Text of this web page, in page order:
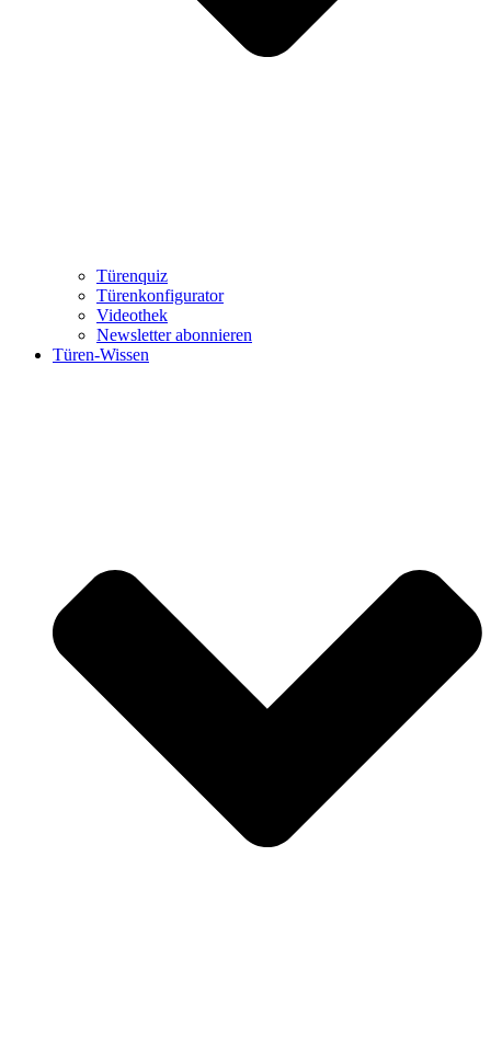
Türenquiz
Türenkonfigurator
Videothek
Newsletter abonnieren
Türen-Wissen